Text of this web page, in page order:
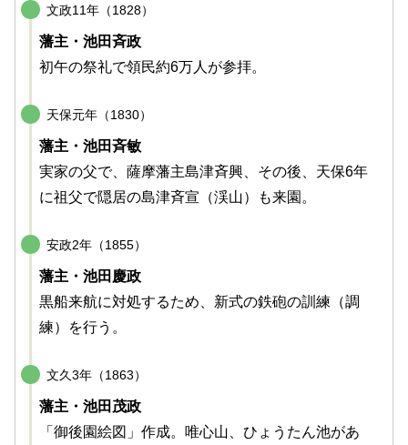
文政11年（1828）
藩主・池田斉政
初午の祭礼で領民約6万人が参拝。
天保元年（1830）
藩主・池田斉敏
実家の父で、薩摩藩主島津斉興、その後、天保6年
に祖父で隠居の島津斉宣（渓山）も来園。
安政2年（1855）
藩主・池田慶政
黒船来航に対処するため、新式の鉄砲の訓練（調
練）を行う。
文久3年（1863）
藩主・池田茂政
「御後園絵図」作成。唯心山、ひょうたん池があ